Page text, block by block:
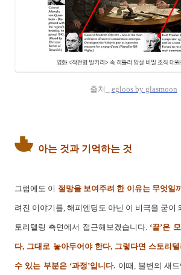
출처_ egloos by glasmoon
아는 것과 기억하는 것
그럼에도 이 절망을 보여주려 한 이유는 무엇일
려진 이야기를, 해피엔딩도 아닌 이 비극을 굳이
토리텔링 측면에서 접근해보겠습니다. ‘끝’은
다, 그대로 놓아두어야 한다, 그렇다면 스토리
수 있는 부분은 ‘과정’입니다. 이때, 불변의 새